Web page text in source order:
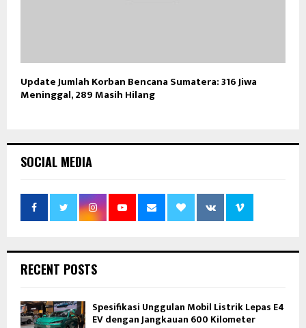
Update Jumlah Korban Bencana Sumatera: 316 Jiwa
Meninggal, 289 Masih Hilang
SOCIAL MEDIA
RECENT POSTS
Spesifikasi Unggulan Mobil Listrik Lepas E4
EV dengan Jangkauan 600 Kilometer